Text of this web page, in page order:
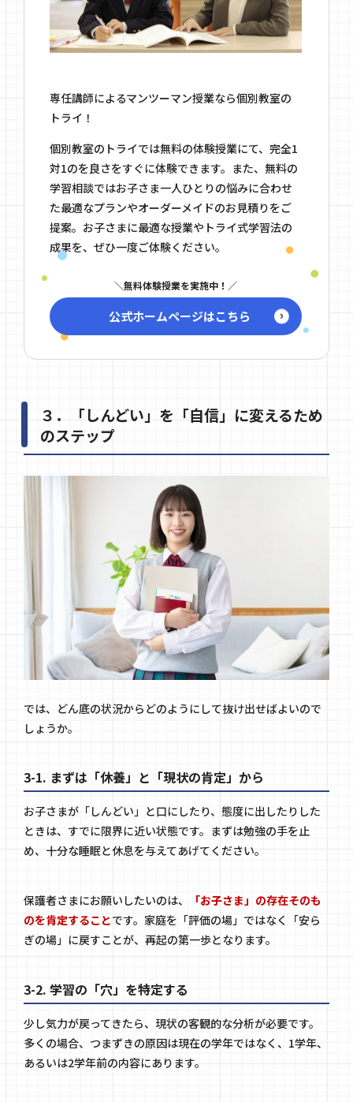
専任講師によるマンツーマン授業なら個別教室の
トライ！
個別教室のトライでは無料の体験授業にて、完全1
対1のを良さをすぐに体験できます。また、無料の
学習相談ではお子さま一人ひとりの悩みに合わせ
た最適なプランやオーダーメイドのお見積りをご
提案。お子さまに最適な授業やトライ式学習法の
成果を、ぜひ一度ご体験ください。
無料体験授業を実施中！
公式ホームページはこちら
３．「しんどい」を「自信」に変えるため
のステップ
では、どん底の状況からどのようにして抜け出せばよいので
しょうか。
3-1. まずは「休養」と「現状の肯定」から
お子さまが「しんどい」と口にしたり、態度に出したりした
ときは、すでに限界に近い状態です。まずは勉強の手を止
め、十分な睡眠と休息を与えてあげてください。
保護者さまにお願いしたいのは、
「お子さま」の存在そのも
のを肯定することです。家庭を「評価の場」ではなく「安ら
ぎの場」に戻すことが、再起の第一歩となります。
3-2. 学習の「穴」を特定する
少し気力が戻ってきたら、現状の客観的な分析が必要です。
多くの場合、つまずきの原因は現在の学年ではなく、1学年、
あるいは2学年前の内容にあります。